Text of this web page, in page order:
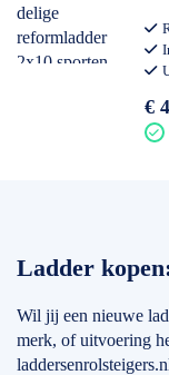
€
Ladder
Wil jij een nieuwe
merk, of uitvoering